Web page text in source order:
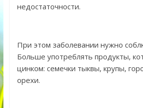
недостаточности.
При этом заболевании нужно
Больше употреблять продукты,
цинком: семечки тыквы, крупы,
орехи.